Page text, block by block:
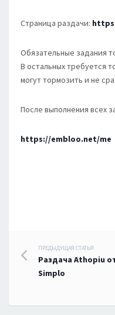
Страница раздачи:
Обязательные задания
В остальных требуется
могут тормозить и не
После выполнения всех
https://embloo.net/me
по
записям
ПРЕДЫДУЩАЯ СТАТЬЯ
Раздача Athopiu
Simplo